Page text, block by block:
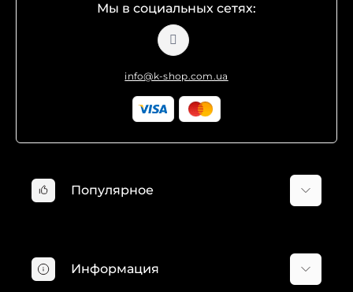
Мы в социальных сетях:
info@k-shop.com.ua
Популярное
Пылесосы Karcher
Хозяйственные пылесосы Karcher
Информация